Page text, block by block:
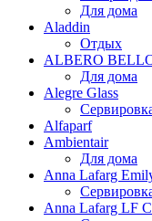
Для дома
Aladdin
Отдых
ALBERO
Для дома
Alegre Glass
Alfaparf
Ambientair
Для дома
Anna Lafarg
Anna Lafarg LF